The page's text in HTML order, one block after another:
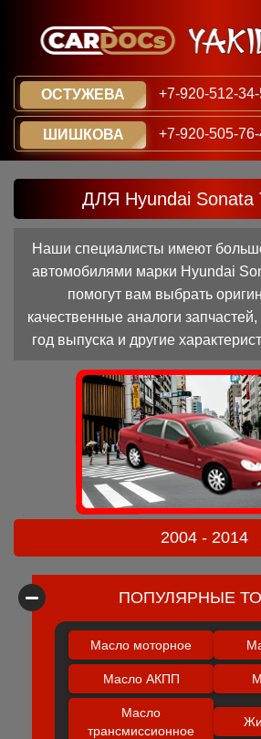
ОСТУЖЕВА +7-920-512-
ШИШКОВА +7-920-505-
ДЛЯ Hyundai Sonata
Наши специалисты имеют
автомобилями марки Hyundai
помогут вам выбрать
качественные аналоги
год выпуска и другие
2004 - 2014
ПОПУЛЯРНЫЕ
Масло моторное
Масло АКПП
Масло
трансмиссионное